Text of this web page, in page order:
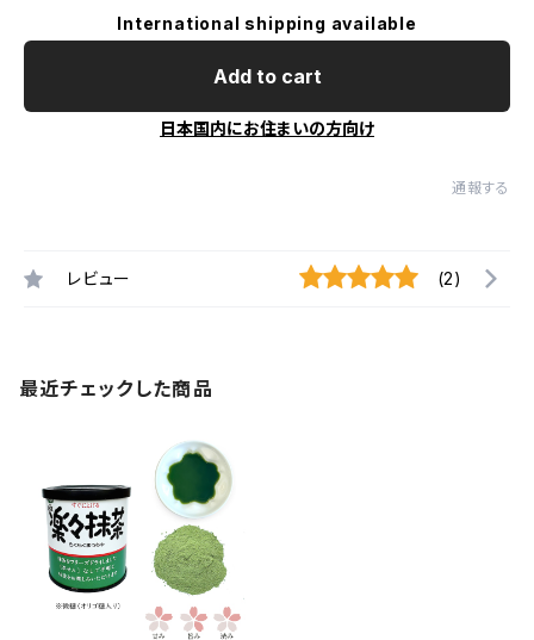
International shipping available
Add to cart
日本国内にお住まいの方向け
通報する
レビュー (2)
最近チェックした商品